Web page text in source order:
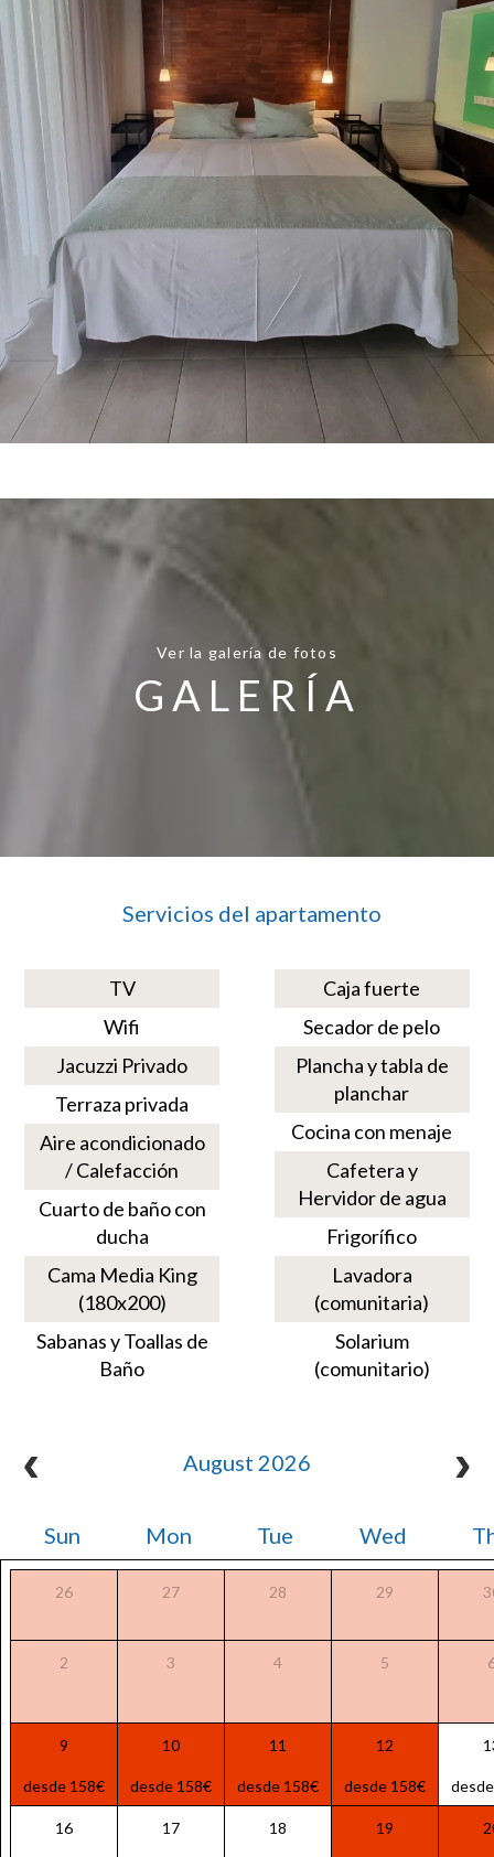
Ver la galería de fotos
GALERÍA
Servicios del apartamento
TV
Wifi
Jacuzzi Privado
Terraza privada
Aire acondicionado
/ Calefacción
Cuarto de baño con
ducha
Cama Media King
(180x200)
Sabanas y Toallas de
Baño
Caja fuerte
Secador de pelo
Plancha y tabla de
planchar
Cocina con menaje
Cafetera y
Hervidor de agua
Frigorífico
Lavadora
(comunitaria)
Solarium
(comunitario)
August 2026
Sun Mon Tue Wed
26 27 28 29
2 3 4 5
9 10 11 12
desde 158€ desde 158€ desde 158€ desde 158€
16 17 18 19